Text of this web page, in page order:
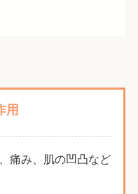
用
痛み、肌の凹凸など